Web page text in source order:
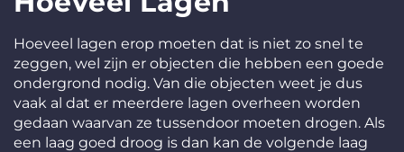
Hoeveel lagen erop moeten dat is niet zo snel te
zeggen, wel zijn er objecten die hebben een goede
ondergrond nodig. Van die objecten weet je dus
vaak al dat er meerdere lagen overheen worden
gedaan waarvan ze tussendoor moeten drogen. Als
een laag goed droog is dan kan de volgende laag